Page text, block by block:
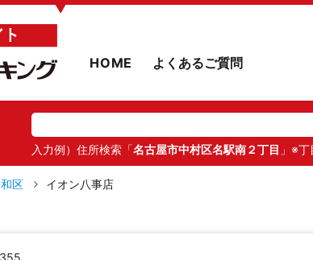
▼
HOME よくあるご質問
入力例）住所検索「名古屋市中村区名駅南２丁目 」※
区 イオン八事店